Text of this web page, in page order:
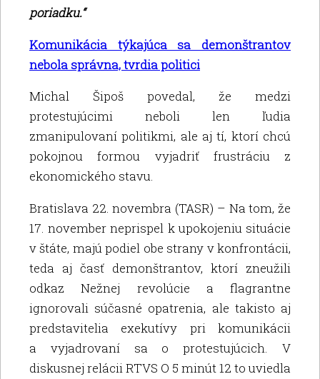
poriadku.“
Komunikácia týkajúca sa demonštrantov
nebola správna, tvrdia politici
Michal Šipoš povedal, že medzi
protestujúcimi neboli len ľudia
zmanipulovaní politikmi, ale aj tí, ktorí chcú
pokojnou formou vyjadriť frustráciu z
ekonomického stavu.
Bratislava 22. novembra (TASR) – Na tom, že
17. november neprispel k upokojeniu situácie
v štáte, majú podiel obe strany v konfrontácii,
teda aj časť demonštrantov, ktorí zneužili
odkaz Nežnej revolúcie a flagrantne
ignorovali súčasné opatrenia, ale takisto aj
predstavitelia exekutívy pri komunikácii
a vyjadrovaní sa o protestujúcich. V
diskusnej relácii RTVS O 5 minút 12 to uviedla